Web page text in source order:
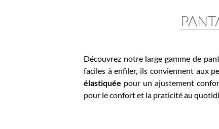
Découvrez notre large gamme de
faciles à enfiler, ils conviennent aux
élastiquéepour un ajustement
pour le confort et la praticité au